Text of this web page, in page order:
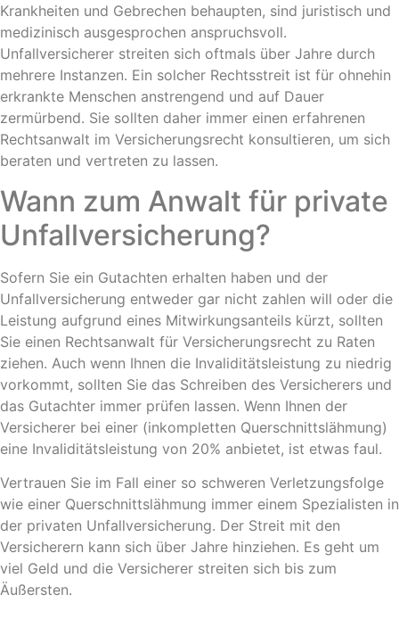
Krankheiten und Gebrechen behaupten, sind juristisch und
medizinisch ausgesprochen anspruchsvoll.
Unfallversicherer streiten sich oftmals über Jahre durch
mehrere Instanzen. Ein solcher Rechtsstreit ist für ohnehin
erkrankte Menschen anstrengend und auf Dauer
zermürbend. Sie sollten daher immer einen erfahrenen
Rechtsanwalt im Versicherungsrecht konsultieren, um sich
beraten und vertreten zu lassen.
Wann zum Anwalt für private
Unfallversicherung?
Sofern Sie ein Gutachten erhalten haben und der
Unfallversicherung entweder gar nicht zahlen will oder die
Leistung aufgrund eines Mitwirkungsanteils kürzt, sollten
Sie einen Rechtsanwalt für Versicherungsrecht zu Raten
ziehen. Auch wenn Ihnen die Invaliditätsleistung zu niedrig
vorkommt, sollten Sie das Schreiben des Versicherers und
das Gutachter immer prüfen lassen. Wenn Ihnen der
Versicherer bei einer (inkompletten Querschnittslähmung)
eine Invaliditätsleistung von 20% anbietet, ist etwas faul.
Vertrauen Sie im Fall einer so schweren Verletzungsfolge
wie einer Querschnittslähmung immer einem Spezialisten in
der privaten Unfallversicherung. Der Streit mit den
Versicherern kann sich über Jahre hinziehen. Es geht um
viel Geld und die Versicherer streiten sich bis zum
Äußersten.